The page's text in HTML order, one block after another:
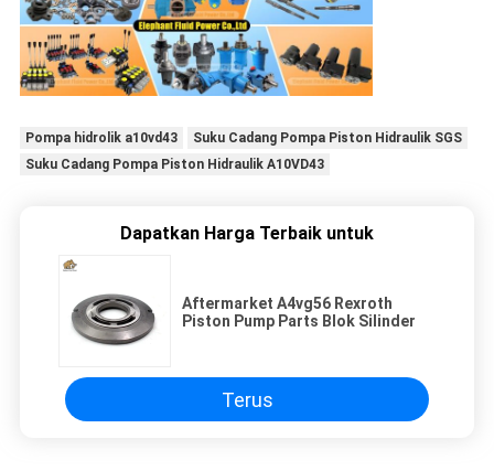
Pompa hidrolik a10vd43
Suku Cadang Pompa Piston Hidraulik SGS
Suku Cadang Pompa Piston Hidraulik A10VD43
Dapatkan Harga Terbaik untuk
Aftermarket A4vg56 Rexroth
Piston Pump Parts Blok Silinder
Terus